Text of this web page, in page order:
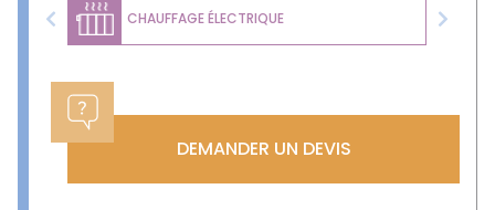
CHAUFFAGE ÉLECTRIQUE
Previous Next
DEMANDER UN DEVIS